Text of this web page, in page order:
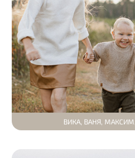
ВИКА, ВАНЯ,